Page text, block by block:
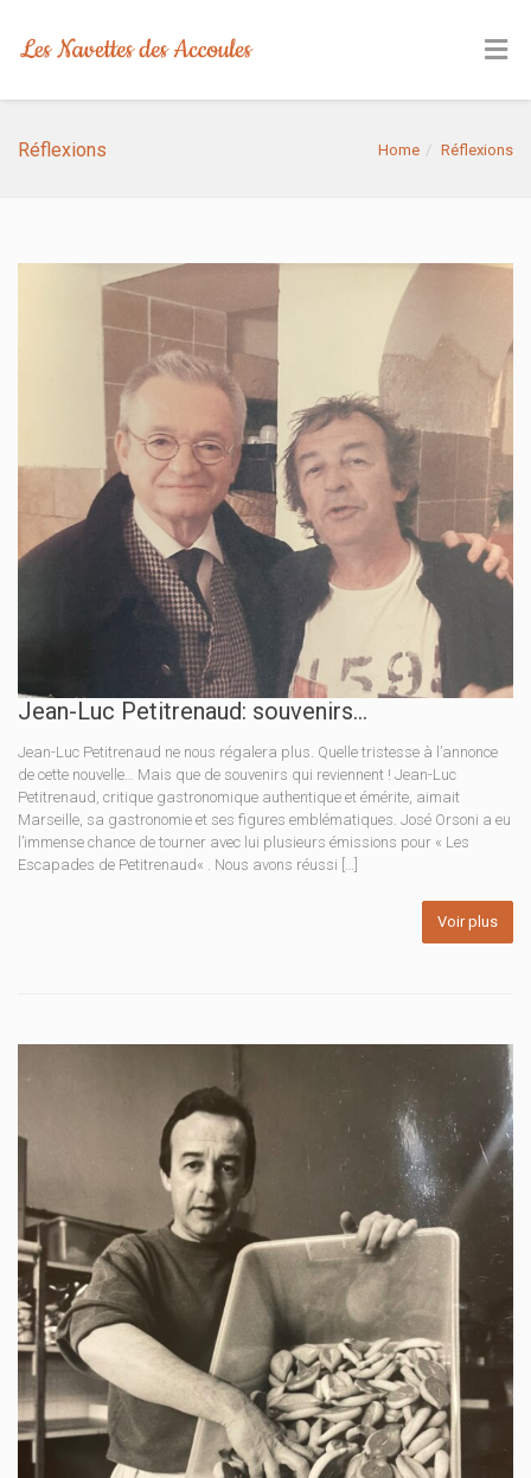
Réflexions Home Réflexions
Jean-Luc Petitrenaud: souvenirs…
Jean-Luc Petitrenaud ne nous régalera plus. Quelle tristesse à l’annonce
de cette nouvelle… Mais que de souvenirs qui reviennent ! Jean-Luc
Petitrenaud, critique gastronomique authentique et émérite, aimait
Marseille, sa gastronomie et ses figures emblématiques. José Orsoni a eu
l’immense chance de tourner avec lui plusieurs émissions pour « Les
Escapades de Petitrenaud« . Nous avons réussi […]
Voir plus